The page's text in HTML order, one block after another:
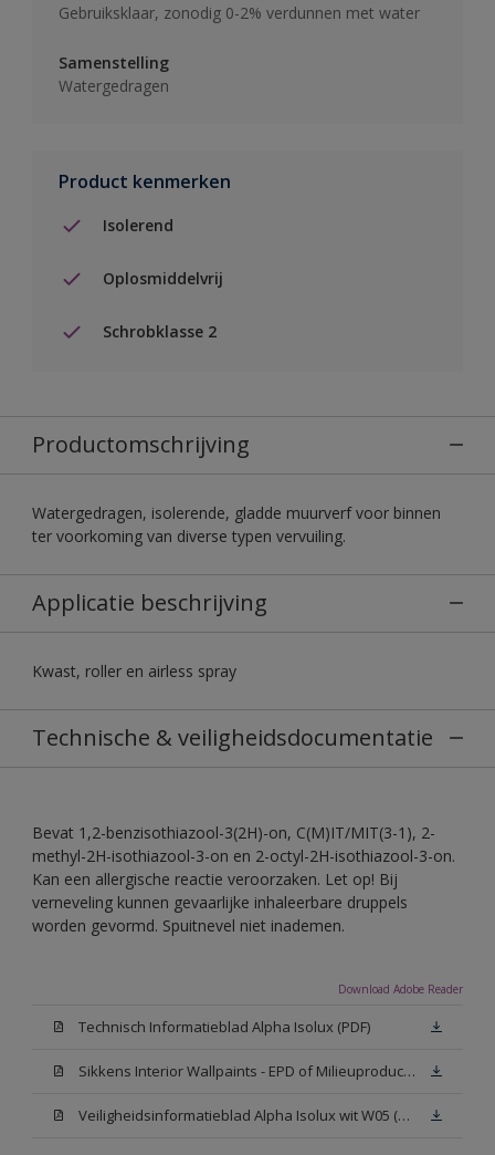
Gebruiksklaar, zonodig 0-2% verdunnen met water
Samenstelling
Watergedragen
Product kenmerken
Isolerend
Oplosmiddelvrij
Schrobklasse 2
Productomschrijving
Watergedragen, isolerende, gladde muurverf voor binnen
ter voorkoming van diverse typen vervuiling.
Applicatie beschrijving
Kwast, roller en airless spray
Technische & veiligheidsdocumentatie
Bevat 1,2-benzisothiazool-3(2H)-on, C(M)IT/MIT(3-1), 2-
methyl-2H-isothiazool-3-on en 2-octyl-2H-isothiazool-3-on.
Kan een allergische reactie veroorzaken. Let op! Bij
verneveling kunnen gevaarlijke inhaleerbare druppels
worden gevormd. Spuitnevel niet inademen.
Download Adobe Reader
Technisch Informatieblad Alpha Isolux (PDF)
Sikkens Interior Wallpaints - EPD of Milieuproductverklaring
Veiligheidsinformatieblad Alpha Isolux wit W05 (SDS)